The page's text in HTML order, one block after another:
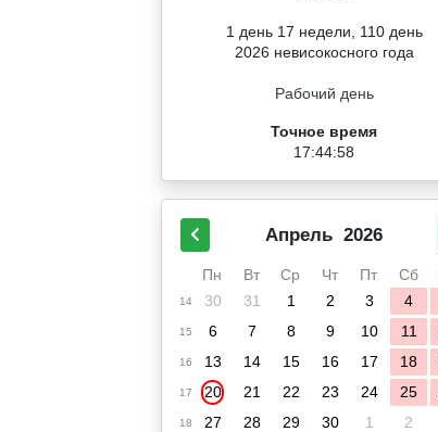
1 день 17 недели, 110 день
2026 невисокосного года
Рабочий день
Точное время
17:44:59
Апрель 2026
Пн Вт Ср Чт Пт Сб
14 30 31 1 2 3 4
15 6 7 8 9 10 11
16 13 14 15 16 17 18
17 20 21 22 23 24 25
18 27 28 29 30 1 2